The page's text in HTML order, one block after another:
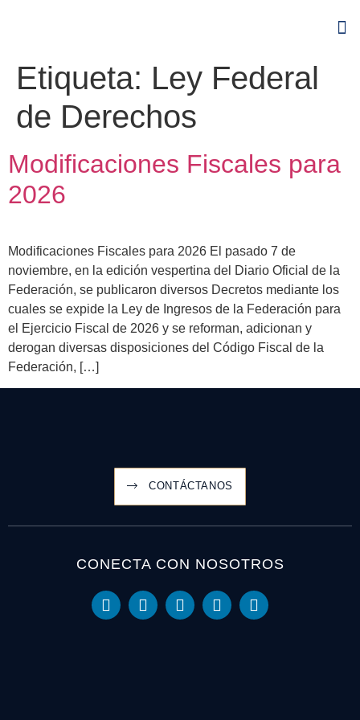
Etiqueta: Ley Federal
de Derechos
Modificaciones Fiscales para
2026
Modificaciones Fiscales para 2026 El pasado 7 de
noviembre, en la edición vespertina del Diario Oficial de la
Federación, se publicaron diversos Decretos mediante los
cuales se expide la Ley de Ingresos de la Federación para
el Ejercicio Fiscal de 2026 y se reforman, adicionan y
derogan diversas disposiciones del Código Fiscal de la
Federación, […]
CONTÁCTANOS
CONECTA CON NOSOTROS